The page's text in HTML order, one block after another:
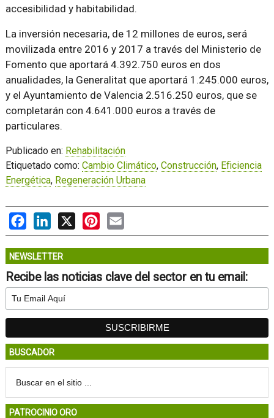
accesibilidad y habitabilidad.
La inversión necesaria, de 12 millones de euros, será
movilizada entre 2016 y 2017 a través del Ministerio de
Fomento que aportará 4.392.750 euros en dos
anualidades, la Generalitat que aportará 1.245.000 euros,
y el Ayuntamiento de Valencia 2.516.250 euros, que se
completarán con 4.641.000 euros a través de
particulares.
Publicado en: Rehabilitación
Etiquetado como: Cambio Climático, Construcción, Eficiencia
Energética, Regeneración Urbana
FacebookLinkedIn
X PinterestEmail
NEWSLETTER
Recibe las noticias clave del sector en tu email:
BUSCADOR
PATROCINIO ORO